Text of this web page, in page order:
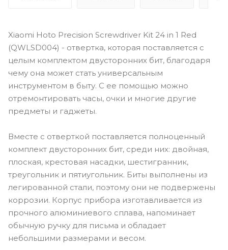
Xiaomi Hoto Precision Screwdriver Kit 24 in 1 Red
(QWLSD004) - отвертка, которая поставляется с
целым комплектом двусторонних бит, благодаря
чему она может стать универсальным
инструментом в быту. С ее помощью можно
отремонтировать часы, очки и многие другие
предметы и гаджеты.
Вместе с отверткой поставляется полноценный
комплект двусторонних бит, среди них: двойная,
плоская, крестовая насадки, шестигранник,
треугольник и пятиугольник. Биты выполнены из
легированной стали, поэтому они не подвержены
коррозии. Корпус прибора изготавливается из
прочного алюминиевого сплава, напоминает
обычную ручку для письма и обладает
небольшими размерами и весом.